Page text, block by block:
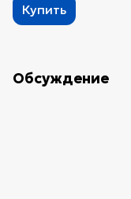
Купить
Обсуждение